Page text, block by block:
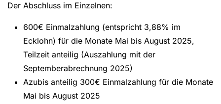
Der Abschluss im Einzelnen:
600€ Einmalzahlung (entspricht 3,88% im
Ecklohn) für die Monate Mai bis August 2025,
Teilzeit anteilig (Auszahlung mit der
Septemberabrechnung 2025)
Azubis anteilig 300€ Einmalzahlung für die Monate
Mai bis August 2025